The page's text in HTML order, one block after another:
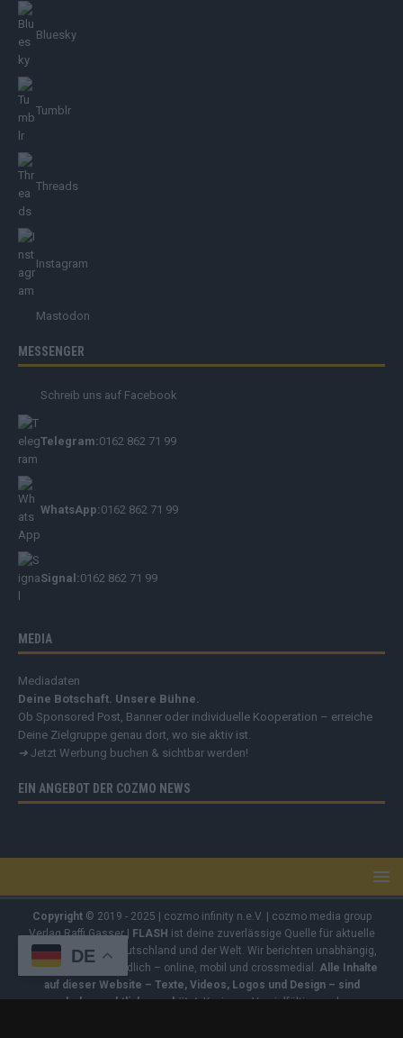
Bluesky
Tumblr
Threads
Instagram
Mastodon
MESSENGER
Schreib uns auf Facebook
Telegram:0162 862 71 99
WhatsApp:0162 862 71 99
Signal:0162 862 71 99
MEDIA
Mediadaten
Deine Botschaft. Unsere Bühne.
Ob Sponsored Post, Banner oder individuelle Kooperation – erreiche
Deine Zielgruppe genau dort, wo sie aktiv ist.
➔ Jetzt Werbung buchen & sichtbar werden!
EIN ANGEBOT DER COZMO NEWS
Copyright© 2019 - 2025 | cozmo infinity n.e.V. | cozmo media group
Verlag Raffi Gasser | FLASH ist deine zuverlässige Quelle für aktuelle
Nachrichten aus Deutschland und der Welt. Wir berichten unabhängig,
fundiert und verständlich – online, mobil und crossmedial.
Alle Inhalte
auf dieser Website – Texte, Videos, Logos und Design – sind
urheberrechtlich geschützt. Kopieren, Vervielfältigen oder
DE